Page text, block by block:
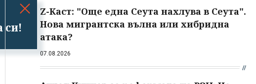
си!
Z-Каст: "Още една Сеута нахлува в Сеута".
Нова мигрантска вълна или хибридна
атака?
07.08.2026